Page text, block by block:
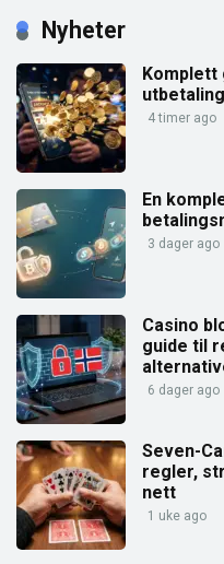
Nyheter
Komplett
4 timer ago
En
3 dager ago
Casino
guide til
6 dager ago
Seven-
regler,
nett
1 uke ago